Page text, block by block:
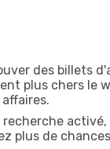
des billets
plus chers le
plus de